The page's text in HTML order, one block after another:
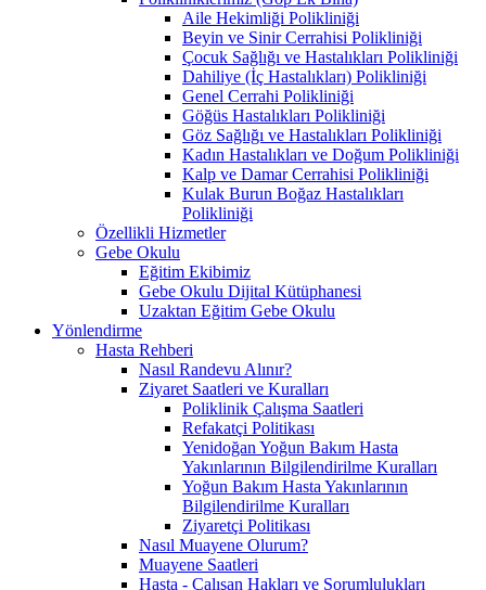
Aile Hekimliği Polikliniği
Beyin ve Sinir Cerrahisi Polikliniği
Çocuk Sağlığı ve Hastalıkları Polikliniği
Dahiliye (İç Hastalıkları) Polikliniği
Genel Cerrahi Polikliniği
Göğüs Hastalıkları Polikliniği
Göz Sağlığı ve Hastalıkları Polikliniği
Kadın Hastalıkları ve Doğum Polikliniği
Kalp ve Damar Cerrahisi Polikliniği
Kulak Burun Boğaz Hastalıkları
Polikliniği
Özellikli Hizmetler
Gebe Okulu
Eğitim Ekibimiz
Gebe Okulu Dijital Kütüphanesi
Uzaktan Eğitim Gebe Okulu
Yönlendirme
Hasta Rehberi
Nasıl Randevu Alınır?
Ziyaret Saatleri ve Kuralları
Poliklinik Çalışma Saatleri
Refakatçi Politikası
Yenidoğan Yoğun Bakım Hasta
Yakınlarının Bilgilendirilme Kuralları
Yoğun Bakım Hasta Yakınlarının
Bilgilendirilme Kuralları
Ziyaretçi Politikası
Nasıl Muayene Olurum?
Muayene Saatleri
Hasta - Çalışan Hakları ve Sorumlulukları